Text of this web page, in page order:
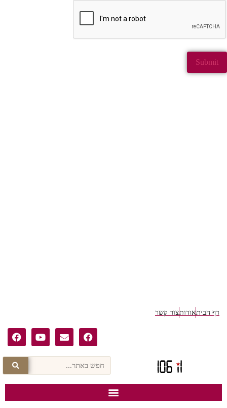
הביתאודותצור קשר